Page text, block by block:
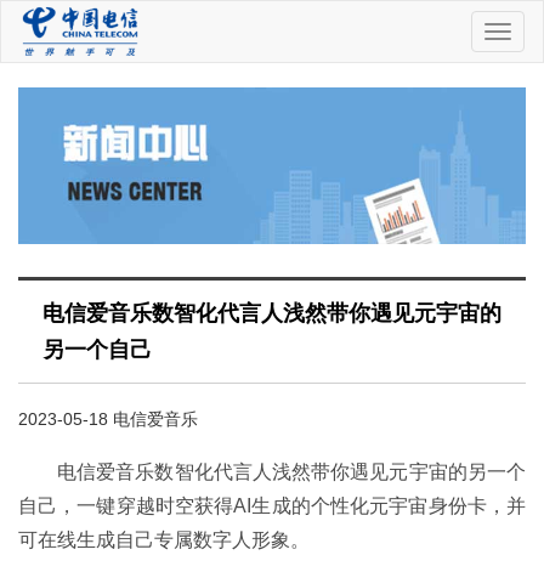
中
国
电信爱音乐数智化代言人浅然带你遇见元宇宙的
另一个自己
2023-05-18 电信爱音乐
电信爱音乐数智化代言人浅然带你遇见元宇宙的另一个
自己，一键穿越时空获得AI生成的个性化元宇宙身份卡，并
可在线生成自己专属数字人形象。